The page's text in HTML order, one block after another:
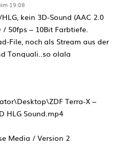
19:08
kein 3D-Sound (AAC 2.0
/ 50fps – 10Bit Farbtiefe.
File, noch als Stream aus der
Tonquali..so olala
Terra-X –
HLG Sound.mp4
Media / Version 2